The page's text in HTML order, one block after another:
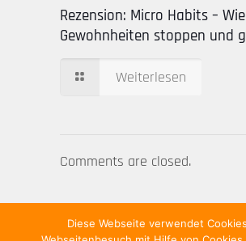
Rezension: Micro Habits –
Gewohnheiten stoppen und
Weiterlesen
Comments are closed.
Diese Webseite verwendet